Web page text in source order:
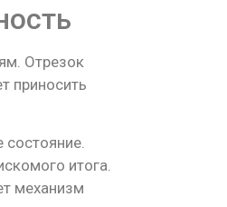
Отрезок
приносить
итога.
механизм